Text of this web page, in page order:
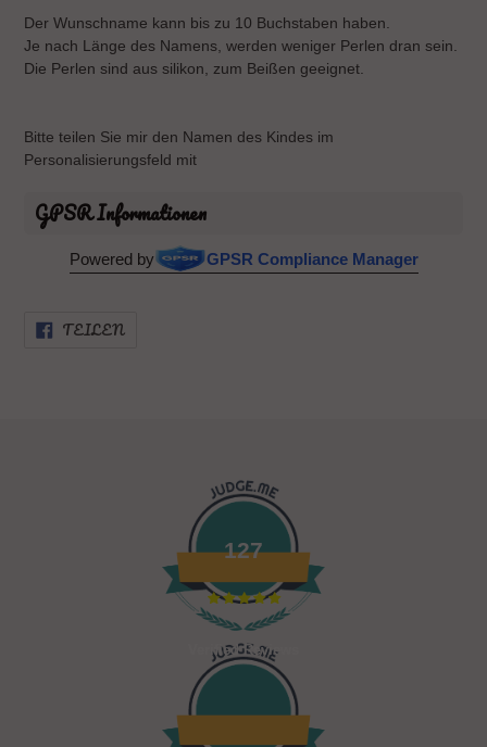
Der Wunschname kann bis zu 10 Buchstaben haben.
Je nach Länge des Namens, werden weniger Perlen dran sein.
Die Perlen sind aus silikon, zum Beißen geeignet.
Bitte teilen Sie mir den Namen des Kindes im
Personalisierungsfeld mit
GPSR Informationen
Powered by GPSR Compliance Manager
TEILENFACEBOOK
127
Verified Reviews